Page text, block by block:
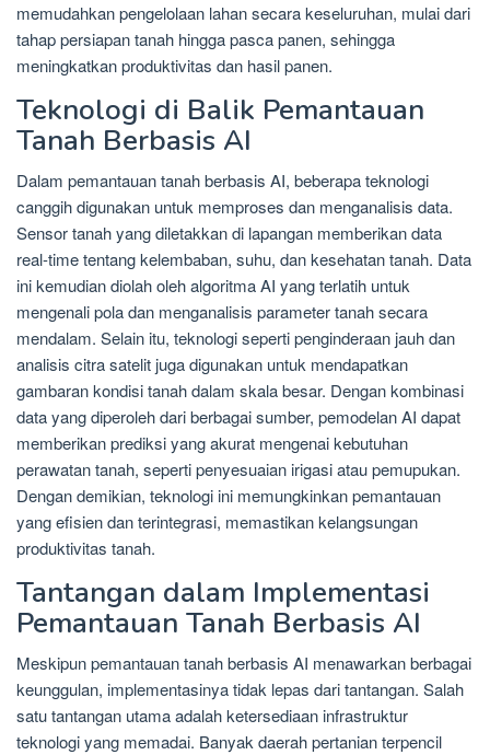
memudahkan pengelolaan lahan secara keseluruhan, mulai dari
tahap persiapan tanah hingga pasca panen, sehingga
meningkatkan produktivitas dan hasil panen.
Teknologi di Balik Pemantauan
Tanah Berbasis AI
Dalam pemantauan tanah berbasis AI, beberapa teknologi
canggih digunakan untuk memproses dan menganalisis data.
Sensor tanah yang diletakkan di lapangan memberikan data
real-time tentang kelembaban, suhu, dan kesehatan tanah. Data
ini kemudian diolah oleh algoritma AI yang terlatih untuk
mengenali pola dan menganalisis parameter tanah secara
mendalam. Selain itu, teknologi seperti penginderaan jauh dan
analisis citra satelit juga digunakan untuk mendapatkan
gambaran kondisi tanah dalam skala besar. Dengan kombinasi
data yang diperoleh dari berbagai sumber, pemodelan AI dapat
memberikan prediksi yang akurat mengenai kebutuhan
perawatan tanah, seperti penyesuaian irigasi atau pemupukan.
Dengan demikian, teknologi ini memungkinkan pemantauan
yang efisien dan terintegrasi, memastikan kelangsungan
produktivitas tanah.
Tantangan dalam Implementasi
Pemantauan Tanah Berbasis AI
Meskipun pemantauan tanah berbasis AI menawarkan berbagai
keunggulan, implementasinya tidak lepas dari tantangan. Salah
satu tantangan utama adalah ketersediaan infrastruktur
teknologi yang memadai. Banyak daerah pertanian terpencil